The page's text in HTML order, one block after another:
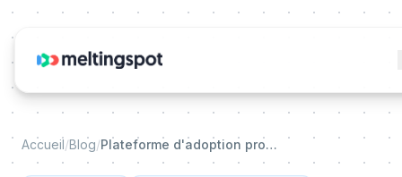
Accueil/Blog/ Plateforme d'adoption produit propulsée par l'IA en 2026 : le guide